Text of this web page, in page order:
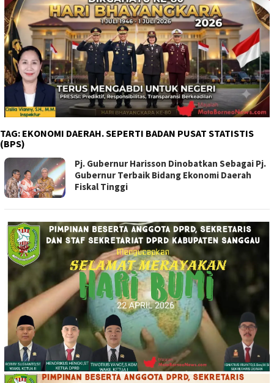
TAG: EKONOMI DAERAH. SEPERTI BADAN PUSAT STATISTIS
(BPS)
Pj. Gubernur Harisson Dinobatkan Sebagai Pj.
Gubernur Terbaik Bidang Ekonomi Daerah
Fiskal Tinggi